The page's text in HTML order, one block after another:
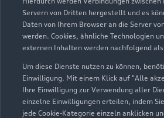
Servern von Dritten hergestellt und es
Daten von Ihrem Browser an die Server
werden. Cookies, ähnliche Technologien
externen Inhalten werden nachfolgend
Um diese Dienste nutzen zu können,
Einwilligung. Mit einem Klick auf "Alle
Ihre Einwilligung zur Verwendung aller
einzelne Einwilligungen erteilen, indem
jede Cookie-Kategorie einzeln anklicken
Münchewiese 5
31137 Hildesheim